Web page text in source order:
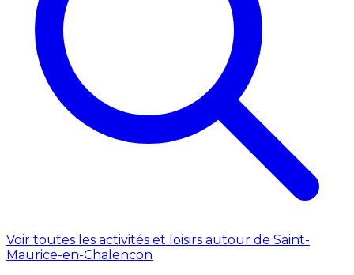
Voir toutes les activités et loisirs autour de Saint-
Maurice-en-Chalencon